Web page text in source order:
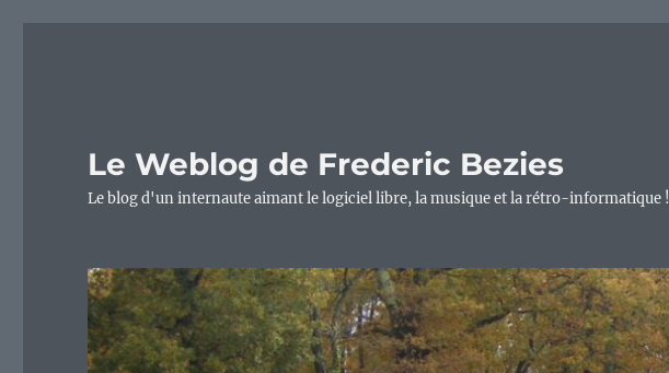
Le Weblog de Frederic Bezies
Le blog d'un internaute aimant le logiciel libre, la musique et la rétro-informatique !